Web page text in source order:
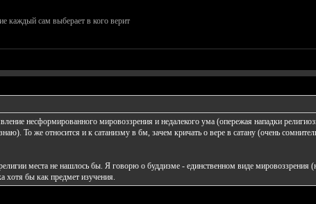
каждый сам выберает в кого верит
несформированного мировоззрения и недалекого ума (опережая нападки
То же относится и к сатанизму в бм, зачем кричать о вере в сатану (очень
места не нашлось бы. Я говорю о буддизме - единственном виде мировоззрения
хотя бы как предмет изучения.